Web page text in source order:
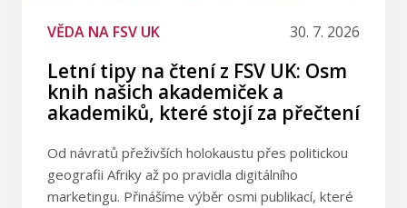
VĚDA NA FSV UK 30. 7. 2026
Letní tipy na čtení z FSV UK: Osm
knih našich akademiček a
akademiků, které stojí za přečtení
Od návratů přeživších holokaustu přes politickou
geografii Afriky až po pravidla digitálního
marketingu. Přinášíme výběr osmi publikací, které